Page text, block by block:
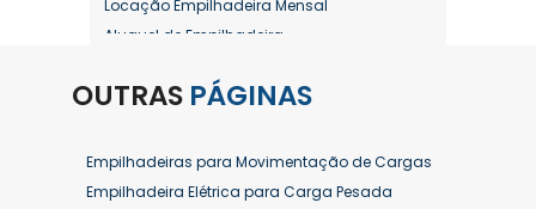
Locação Empilhadeira Mensal
Aluguel de Empilhadeira
Aluguel de Empilhadeira Diária Valor
Aluguel de Empilhadeira Elétrica Preço
Aluguel de Empilhadeira Mensal
OUTRAS PÁGINAS
Empilhadeiras para Movimentação de Cargas
Empilhadeira Elétrica para Carga Pesada